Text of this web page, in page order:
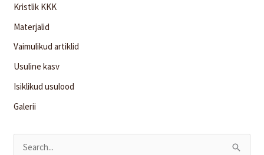
Kristlik KKK
Materjalid
Vaimulikud artiklid
Usuline kasv
Isiklikud usulood
Galerii